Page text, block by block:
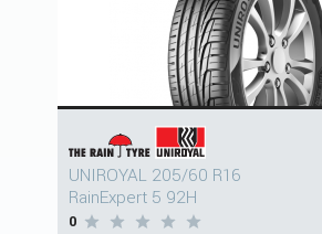
UNIROYAL 205/60 R16
RainExpert 5 92H
0